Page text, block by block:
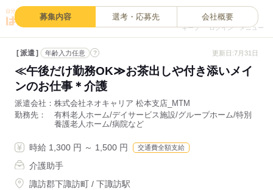
キープ ログイン メニュー
募集内容 選考・応募先 会社概要
派遣 年齢入力任意 ? 更新日:7月31日
≪午後だけ勤務OK≫お茶出しや付き添いメイ
ンのお仕事＊介護
派遣会社
株式会社ネオキャリア 松本支店_MTM
勤務先
有料老人ホーム/デイサービス施設/グループホーム/特別
養護老人ホーム/病院など
時給 1,300 円 ～ 1,500 円 交通費全額支給
介護助手
諏訪郡下諏訪町 / 下諏訪駅